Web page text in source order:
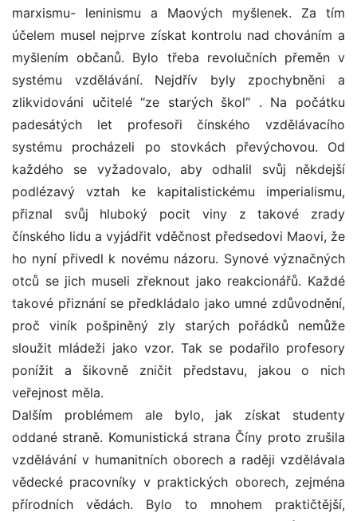
marxismu- leninismu a Maových myšlenek. Za tím
účelem musel nejprve získat kontrolu nad chováním a
myšlením občanů. Bylo třeba revolučních přeměn v
systému vzdělávání. Nejdřív byly zpochybněni a
zlikvidováni učitelé “ze starých škol“ . Na počátku
padesátých let profesoři čínského vzdělávacího
systému procházeli po stovkách převýchovou. Od
každého se vyžadovalo, aby odhalil svůj někdejší
podlézavý vztah ke kapitalistickému imperialismu,
přiznal svůj hluboký pocit viny z takové zrady
čínského lidu a vyjádřit vděčnost předsedovi Maovi, že
ho nyní přivedl k novému názoru. Synové význačných
otců se jich museli zřeknout jako reakcionářů. Každé
takové přiznání se předkládalo jako umné zdůvodnění,
proč viník pošpiněný zly starých pořádků nemůže
sloužit mládeži jako vzor. Tak se podařilo profesory
ponížit a šikovně zničit představu, jakou o nich
veřejnost měla.
Dalším problémem ale bylo, jak získat studenty
oddané straně. Komunistická strana Číny proto zrušila
vzdělávání v humanitních oborech a raději vzdělávala
vědecké pracovníky v praktických oborech, zejména
přírodních vědách. Bylo to mnohem praktičtější,